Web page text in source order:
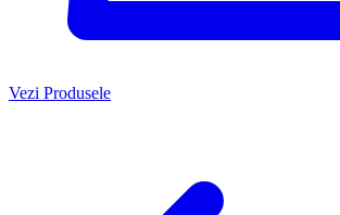
Vezi Produsele